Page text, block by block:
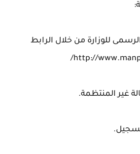
للوزارة من خلال الرابط
غير المنتظمة.